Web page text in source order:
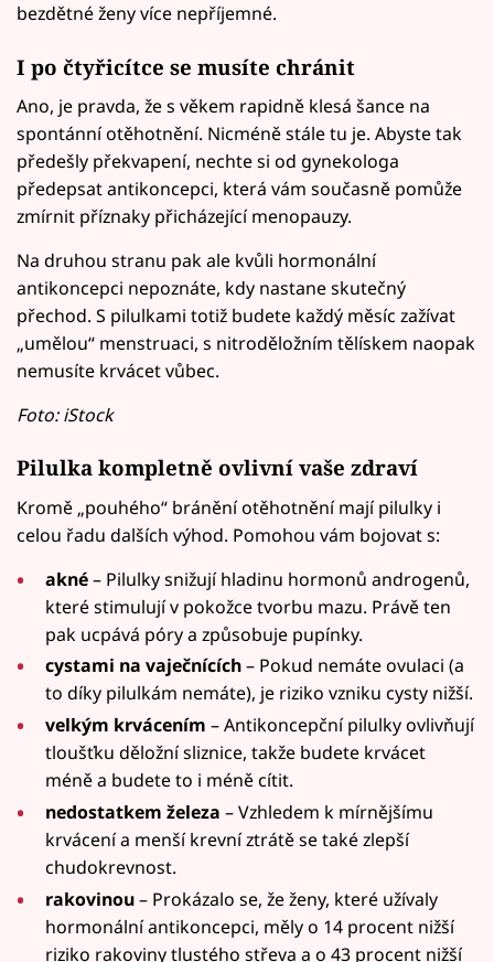
bezdětné ženy více nepříjemné.
I po čtyřicítce se musíte chránit
Ano, je pravda, že s věkem rapidně klesá šance na
spontánní otěhotnění. Nicméně stále tu je. Abyste tak
předešly překvapení, nechte si od gynekologa
předepsat antikoncepci, která vám současně pomůže
zmírnit příznaky přicházející menopauzy.
Na druhou stranu pak ale kvůli hormonální
antikoncepci nepoznáte, kdy nastane skutečný
přechod. S pilulkami totiž budete každý měsíc zažívat
„umělou“ menstruaci, s nitroděložním tělískem naopak
nemusíte krvácet vůbec.
Foto: iStock
Pilulka kompletně ovlivní vaše zdraví
Kromě „pouhého“ bránění otěhotnění mají pilulky i
celou řadu dalších výhod. Pomohou vám bojovat s:
akné– Pilulky snižují hladinu hormonů androgenů,
které stimulují v pokožce tvorbu mazu. Právě ten
pak ucpává póry a způsobuje pupínky.
cystami na vaječnících– Pokud nemáte ovulaci (a
to díky pilulkám nemáte), je riziko vzniku cysty nižší.
velkým krvácením – Antikoncepční pilulky ovlivňují
tloušťku děložní sliznice, takže budete krvácet
méně a budete to i méně cítit.
nedostatkem železa – Vzhledem k mírnějšímu
krvácení a menší krevní ztrátě se také zlepší
chudokrevnost.
rakovinou– Prokázalo se, že ženy, které užívaly
hormonální antikoncepci, měly o 14 procent nižší
riziko rakoviny tlustého střeva a o 43 procent nižší